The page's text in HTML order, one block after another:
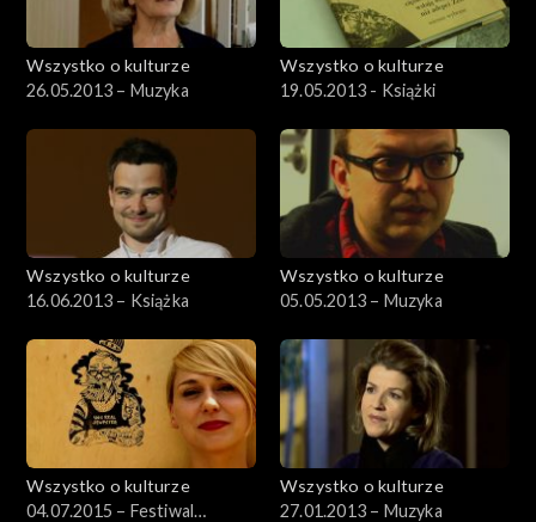
Wszystko o kulturze
26.05.2013 – Muzyka
Wszystko o kulturze
19.05.2013 - Książki
Wszystko o kulturze
16.06.2013 – Książka
Wszystko o kulturze
05.05.2013 – Muzyka
Wszystko o kulturze
04.07.2015 – Festiwal
Wszystko o kulturze
27.01.2013 – Muzyka